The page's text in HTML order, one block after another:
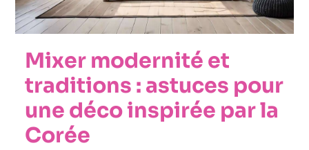
Mixer modernité et
traditions : astuces pour
une déco inspirée par la
Corée